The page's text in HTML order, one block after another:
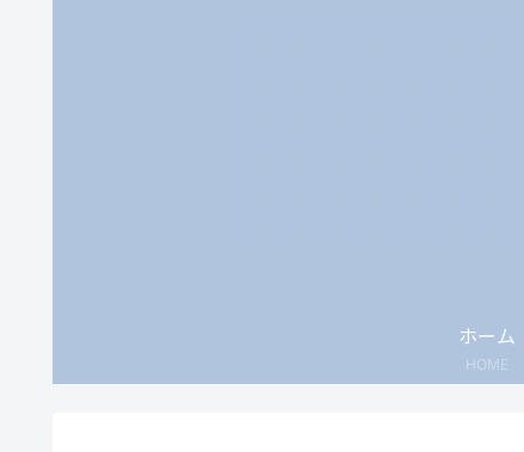
ホーム
HOME